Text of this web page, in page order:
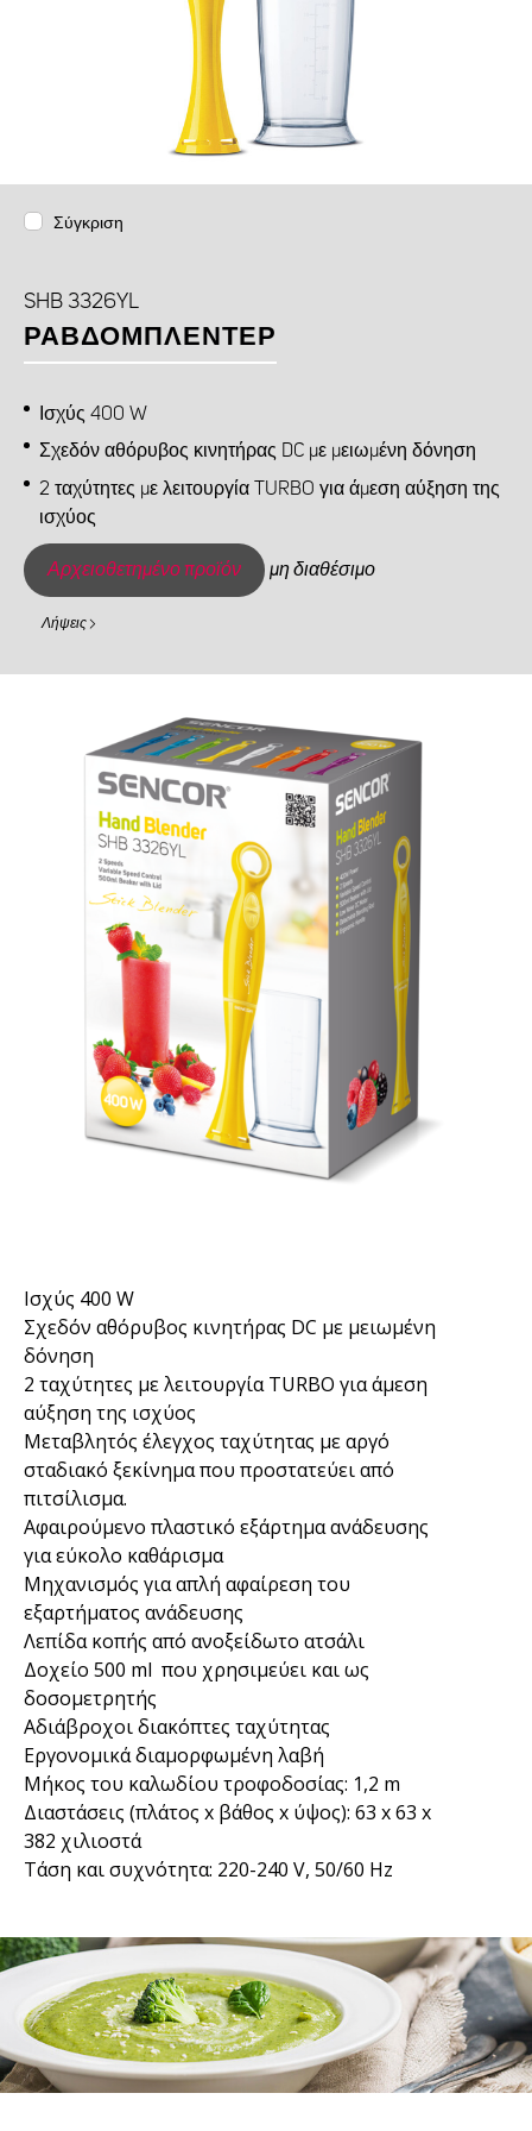
Σύγκριση
SHB 3326YL
ΡΑΒΔΟΜΠΛΈΝΤΕΡ
Ισχύς 400 W
Σχεδόν αθόρυβος κινητήρας DC με μειωμένη δόνηση
2 ταχύτητες με λειτουργία TURBO για άμεση αύξηση της
ισχύος
Αρχειοθετημένο προϊόν μη διαθέσιμο
Λήψεις
Ισχύς 400 W
Σχεδόν αθόρυβος κινητήρας DC με μειωμένη
δόνηση
2 ταχύτητες με λειτουργία TURBO για άμεση
αύξηση της ισχύος
Μεταβλητός έλεγχος ταχύτητας με αργό
σταδιακό ξεκίνημα που προστατεύει από
πιτσίλισμα.
Αφαιρούμενο πλαστικό εξάρτημα ανάδευσης
για εύκολο καθάρισμα
Μηχανισμός για απλή αφαίρεση του
εξαρτήματος ανάδευσης
Λεπίδα κοπής από ανοξείδωτο ατσάλι
Δοχείο 500 ml που χρησιμεύει και ως
δοσομετρητής
Αδιάβροχοι διακόπτες ταχύτητας
Εργονομικά διαμορφωμένη λαβή
Μήκος του καλωδίου τροφοδοσίας: 1,2 m
Διαστάσεις (πλάτος x βάθος x ύψος): 63 x 63 x
382 χιλιοστά
Τάση και συχνότητα: 220-240 V, 50/60 Hz